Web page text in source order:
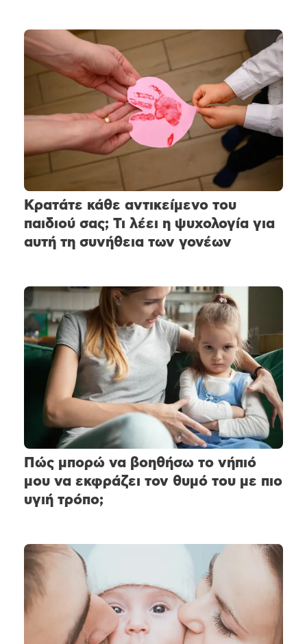
Κρατάτε κάθε αντικείμενο του
παιδιού σας; Τι λέει η ψυχολογία για
αυτή τη συνήθεια των γονέων
Πώς μπορώ να βοηθήσω το νήπιό
μου να εκφράζει τον θυμό του με πιο
υγιή τρόπο;